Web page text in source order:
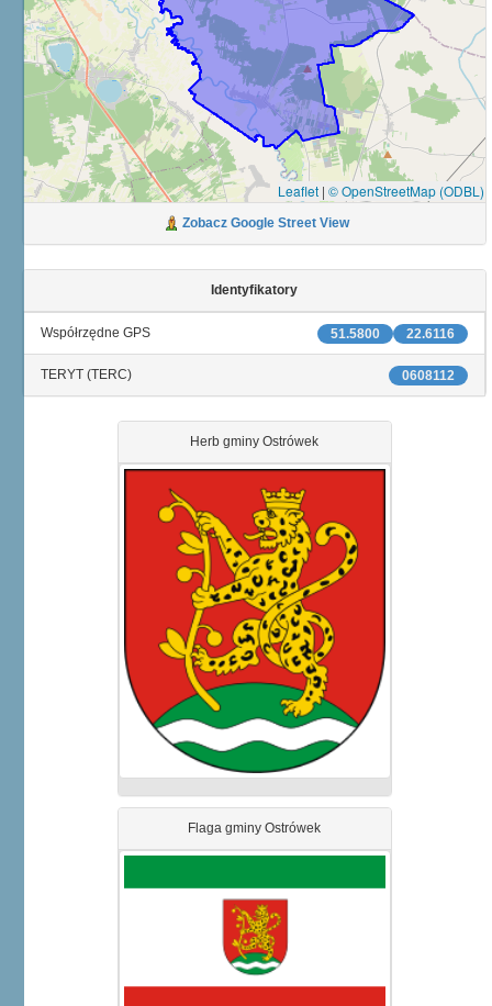
Leaflet | © OpenStreetMap (ODBL)
Zobacz Google Street View
Identyfikatory
22.6116
51.5800
Współrzędne GPS
TERYT (TERC) 0608112
Herb gminy Ostrówek
Flaga gminy Ostrówek